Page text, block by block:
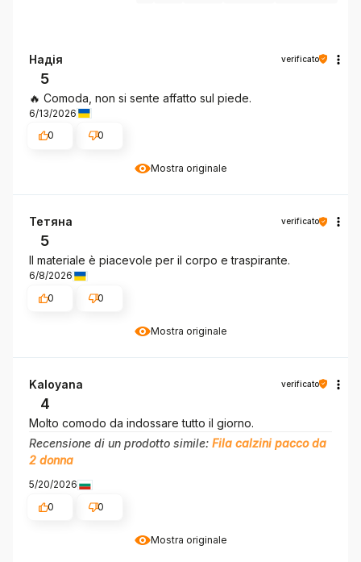
Mostra originale
Надія verificato
5
🔥 Comoda, non si sente affatto sul piede.
6/13/2026
0
0
Mostra originale
Тетяна verificato
5
Il materiale è piacevole per il corpo e traspirante.
6/8/2026
0
0
Mostra originale
Kaloyana verificato
4
Molto comodo da indossare tutto il giorno.
Recensione di un prodotto simile: Fila calzini pacco da
2 donna
5/20/2026
0
0